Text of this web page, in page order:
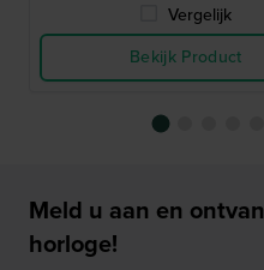
Vergelijk
Bekijk Product
Meld u aan en
horloge!